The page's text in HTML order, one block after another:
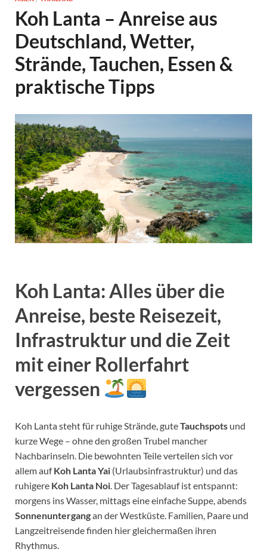
Koh Lanta – Anreise aus
Deutschland, Wetter,
Strände, Tauchen, Essen &
praktische Tipps
Koh Lanta: Alles über die
Anreise, beste Reisezeit,
Infrastruktur und die Zeit
mit einer Rollerfahrt
vergessen
Koh Lanta steht für ruhige Strände, guteTauchspots und
kurze Wege – ohne den großen Trubel mancher
Nachbarinseln. Die bewohnten Teile verteilen sich vor
allem aufKoh Lanta Yai (Urlaubsinfrastruktur) und das
ruhigere Koh Lanta Noi. Der Tagesablauf ist entspannt:
morgens ins Wasser, mittags eine einfache Suppe, abends
Sonnenuntergangan der Westküste. Familien, Paare und
Langzeitreisende finden hier gleichermaßen ihren
Rhythmus.